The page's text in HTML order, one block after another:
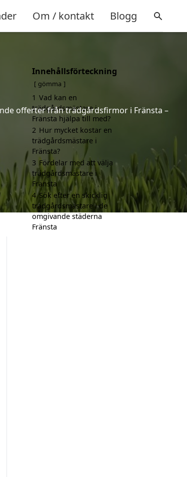
Om / kontakt Blogg
offerter från trädgårdsfirmor i Fränsta –
Innehållsförteckning
gömma
1 Vad kan en
trädgårdsmästare i
Fränsta hjälpa till med?
2 Hur mycket kostar en
trädgårdsmästare i
Fränsta?
3 Fördelar med att välja
trädgårdsmästare i
Fränsta
4 Sök efter en skicklig
trädgårdsmästare i de
omgivande städerna
Fränsta